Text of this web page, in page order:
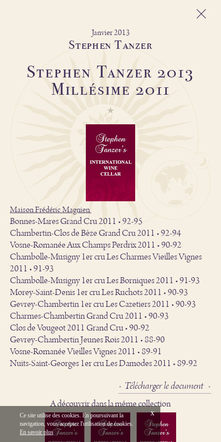
Domaine Michel
L'esprit du domaine
English Mentions Légales
Création Vinium
Janvier 2013
Stephen Tanzer
Stephen Tanzer 2013
Millésime 2011
Maison Frédéric Magnien
Bonnes-Mares Grand Cru 2011 • 92-95
Chambertin-Clos de Bèze Grand Cru 2011 • 92-94
Vosne-Romanée Aux Champs Perdrix 2011 • 90-92
Chambolle-Musigny 1er cru Les Charmes Vieilles Vignes
2011 • 91-93
Chambolle-Musigny 1er cru Les Borniques 2011 • 91-93
Morey-Saint-Denis 1er cru Les Ruchots 2011 • 90-93
Gevrey-Chambertin 1er cru Les Cazetiers 2011 • 90-93
Charmes-Chambertin Grand Cru 2011 • 90-93
Clos de Vougeot 2011 Grand Cru • 90-92
Gevrey-Chambertin Jeunes Rois 2011 • 88-90
Vosne-Romanée Vieilles Vignes 2011 • 89-91
Nuits-Saint-Georges 1er cru Les Damodes 2011 • 89-92
Télécharger le document
A découvrir dans la même collection
Ce site utilise des cookies. En poursuivant la
navigation, vous acceptez l'utilisation de cookies.
En savoir plus
x